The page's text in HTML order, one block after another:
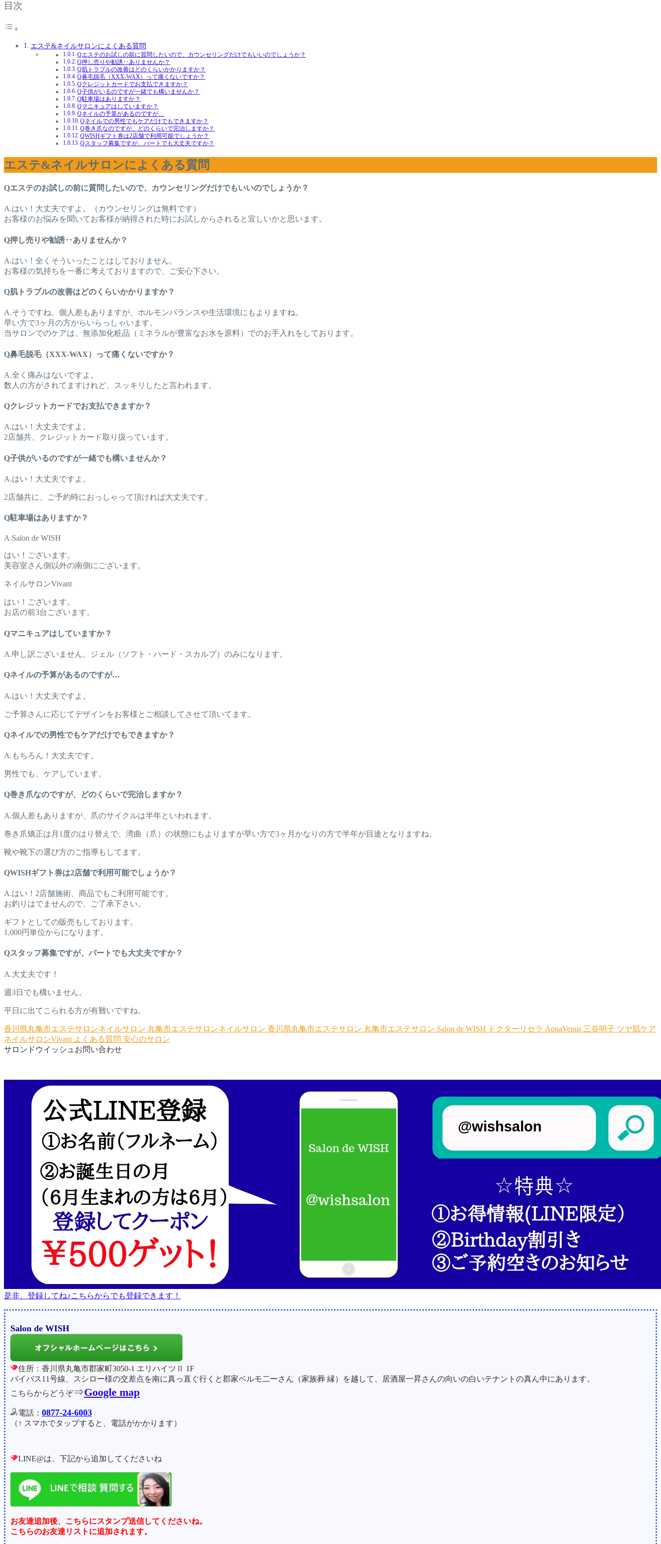
目次
エステ&ネイルサロンによくある質問
Qエステのお試しの前に質問したいので、カウンセリングだけでもいいのでしょうか？
Q押し売りや勧誘‥ありませんか？
Q肌トラブルの改善はどのくらいかかりますか？
Q鼻毛脱毛（XXX-WAX）って痛くないですか？
Qクレジットカードでお支払できますか？
Q子供がいるのですが一緒でも構いませんか？
Q駐車場はありますか？
Qマニキュアはしていますか？
Qネイルの予算があるのですが…
Qネイルでの男性でもケアだけでもできますか？
Q巻き爪なのですが、どのくらいで完治しますか？
QWISHギフト券は2店舗で利用可能でしょうか？
Qスタッフ募集ですが、パートでも大丈夫ですか？
エステ&ネイルサロンによくある質問
Qエステのお試しの前に質問したいので、カウンセリングだけでもいいのでしょうか？
A.はい！大丈夫ですよ。（カウンセリングは無料です）
お客様のお悩みを聞いてお客様が納得された時にお試しからされると宜しいかと思います。
Q押し売りや勧誘‥ありませんか？
A.はい！全くそういったことはしておりません。
お客様の気持ちを一番に考えておりますので、ご安心下さい。
Q肌トラブルの改善はどのくらいかかりますか？
A.そうですね。個人差もありますが、ホルモンバランスや生活環境にもよりますね。
早い方で3ヶ月の方からいらっしゃいます。
当サロンでのケアは、無添加化粧品（ミネラルが豊富なお水を原料）でのお手入れをしております。
Q鼻毛脱毛（XXX-WAX）って痛くないですか？
A.全く痛みはないですよ。
数人の方がされてますけれど、スッキリしたと言われます。
Qクレジットカードでお支払できますか？
A.はい！大丈夫ですよ。
2店舗共、クレジットカード取り扱っています。
Q子供がいるのですが一緒でも構いませんか？
A.はい！大丈夫ですよ。
2店舗共に、ご予約時におっしゃって頂ければ大丈夫です。
Q駐車場はありますか？
A.Salon de WISH
はい！ございます。
美容室さん側以外の南側にございます。
ネイルサロンVivant
はい！ございます。
お店の前3台ございます。
Qマニキュアはしていますか？
A.申し訳ございません。ジェル（ソフト・ハード・スカルプ）のみになります。
Qネイルの予算があるのですが…
A.はい！大丈夫ですよ。
ご予算さんに応じてデザインをお客様とご相談してさせて頂いてます。
Qネイルでの男性でもケアだけでもできますか？
A.もちろん！大丈夫です。
男性でも、ケアしています。
Q巻き爪なのですが、どのくらいで完治しますか？
A.個人差もありますが、爪のサイクルは半年といわれます。
巻き爪矯正は月1度のはり替えで、湾曲（爪）の状態にもよりますが早い方で3ヶ月かなりの方で半年が目途となりますね。
靴や靴下の選び方のご指導もしてます。
QWISHギフト券は2店舗で利用可能でしょうか？
A.はい！2店舗施術、商品でもご利用可能です。
お釣りはでませんので、ご了承下さい。
ギフトとしての販売もしております。
1,000円単位からになります。
Qスタッフ募集ですが、パートでも大丈夫ですか？
A.大丈夫です！
週3日でも構いません。
平日に出てこられる方が有難いですね。
香川県丸亀市エステサロンネイルサロン 丸亀市エステサロンネイルサロン 香川県丸亀市エステサロン 丸亀市エステサロン Salon de WISH ドクターリセラ AquaVenus 三谷明子 ツヤ肌ケア
ネイルサロンVivant よくある質問 安心のサロン
サロンドウイッシュお問い合わせ
是非、登録してね♪こちらからでも登録できます！
Salon de WISH
住所：香川県丸亀市郡家町3050-1 エリハイツⅡ 1F
バイバス11号線、スシロー様の交差点を南に真っ直ぐ行くと郡家ベルモ二ーさん（家族葬 縁）を越して、居酒屋一昇さんの向いの白いテナントの真ん中にあります。
こちらからどうぞ⇒Google map
電話： 0877-24-6003
（↑ スマホでタップすると、電話がかかります）
LINE@は、下記から追加してくださいね
お友達追加後、こちらにスタンプ送信してくださいね。
こちらのお友達リストに追加されます。